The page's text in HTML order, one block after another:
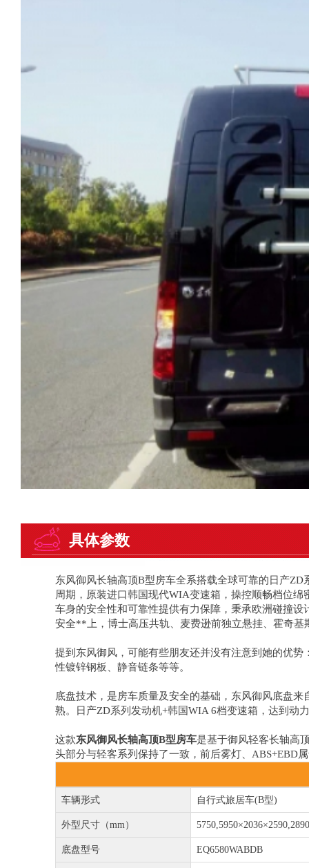
具体参数
东风御风长轴高顶B型房车全系搭载全球可靠的日产
周期，原装进口韩国现代WIA变速箱，操控顺畅档位
车身的安全性和可靠性提供有力保障，秉承欧洲碰撞
安全**上，博士高压共轨、麦费逊前独立悬挂、霍奇
提到东风御风，可能有些朋友还并没有注意到她的优
性镀锌钢板、静音链条等等。
底盘技术，是房车质量及安全的基础，东风御风底盘
熟。日产ZD系列发动机+韩国WIA 6档变速箱，达到动
这款东风御风长轴高顶B型房车是基于御风轻客长轴高
头部分与轻客系列保持了一致，前后雾灯、ABS+EBD
车辆形式 自行式旅居车(B型)
外型尺寸（mm） 5750,5950×2036×2590,2890
底盘型号 EQ6580WABDB